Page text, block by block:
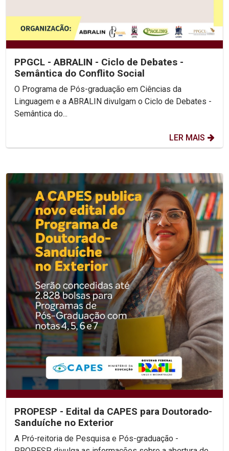
PPGCL - ABRALIN - Ciclo de Debates -
Semântica do Conflito Social
O Programa de Pós-graduação em Ciências da
Linguagem e a ABRALIN divulgam o Ciclo de Debates -
Semântica do...
LER MAIS
PROPESP - Edital da CAPES para Doutorado-
Sanduíche no Exterior
A Pró-reitoria de Pesquisa e Pós-graduação -